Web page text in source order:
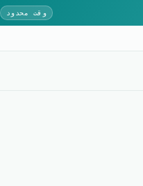
وقت محدود